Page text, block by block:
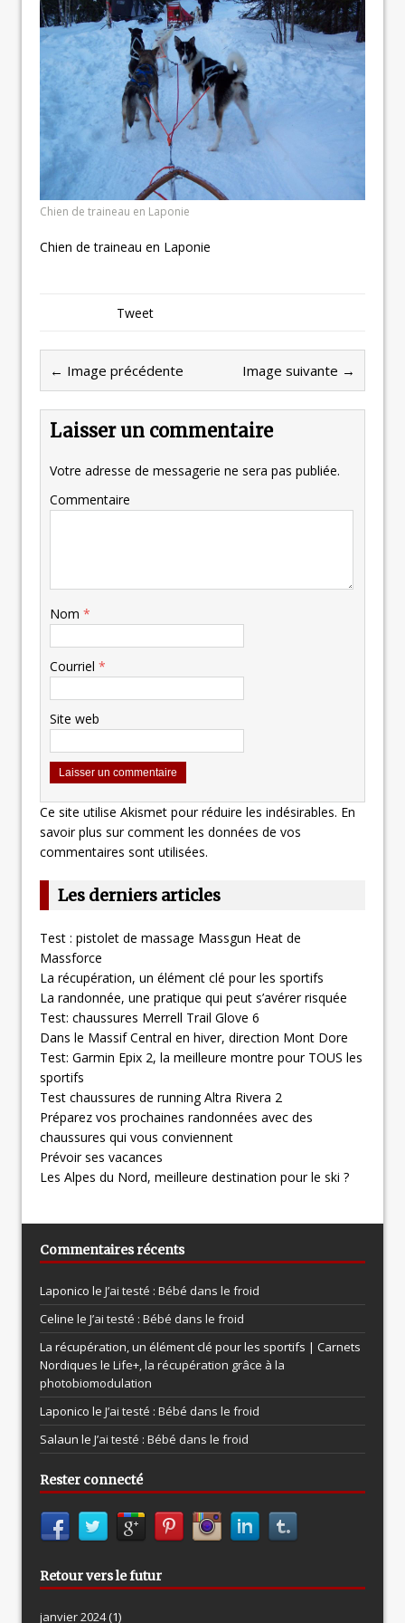
Chien de traineau en Laponie
Chien de traineau en Laponie
Tweet
← Image précédente Image suivante →
Laisser un commentaire
Votre adresse de messagerie ne sera pas publiée.
Commentaire
Nom *
Courriel *
Site web
Ce site utilise Akismet pour réduire les indésirables. En
savoir plus sur comment les données de vos
commentaires sont utilisées.
Les derniers articles
Test : pistolet de massage Massgun Heat de
Massforce
La récupération, un élément clé pour les sportifs
La randonnée, une pratique qui peut s’avérer risquée
Test: chaussures Merrell Trail Glove 6
Dans le Massif Central en hiver, direction Mont Dore
Test: Garmin Epix 2, la meilleure montre pour TOUS les
sportifs
Test chaussures de running Altra Rivera 2
Préparez vos prochaines randonnées avec des
chaussures qui vous conviennent
Prévoir ses vacances
Les Alpes du Nord, meilleure destination pour le ski ?
Commentaires récents
Laponico le J’ai testé : Bébé dans le froid
Celine le J’ai testé : Bébé dans le froid
La récupération, un élément clé pour les sportifs | Carnets
Nordiques le Life+, la récupération grâce à la
photobiomodulation
Laponico le J’ai testé : Bébé dans le froid
Salaun le J’ai testé : Bébé dans le froid
Rester connecté
Retour vers le futur
janvier 2024(1)